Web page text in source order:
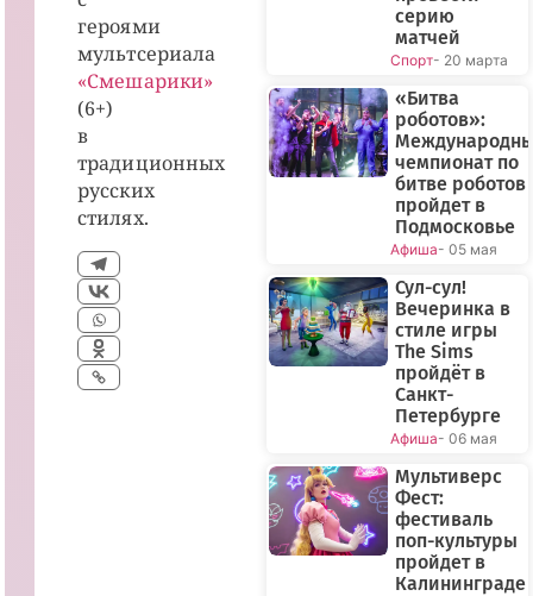
героями
мультсериала
«Смешарики»
(6+)
в
традиционных
русских
стилях.
серию
матчей
Спорт- 20 марта
«Битва
роботов»:
чемпионат по
битве роботов
пройдет в
Подмосковье
Афиша- 05 мая
Сул-сул!
Вечеринка в
стиле игры
The Sims
пройдёт в
Санкт-
Петербурге
Афиша- 06 мая
Мультиверс
Фест:
фестиваль
поп-культуры
пройдет в
Калининграде